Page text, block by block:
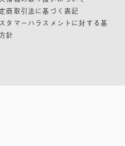
商取引法に基づく表記
タマーハラスメントに対する基
針